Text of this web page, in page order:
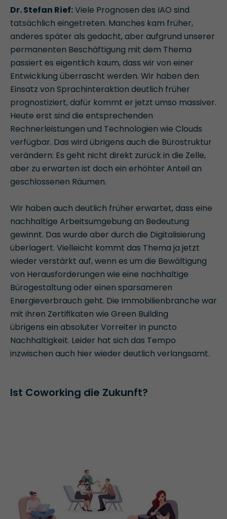
Dr. Stefan Rief:Viele Prognosen des IAO sind
tatsächlich eingetreten. Manches kam früher,
anderes später als gedacht, aber aufgrund unserer
permanenten Beschäftigung mit dem Thema
passiert es eigentlich kaum, dass wir von einer
Entwicklung überrascht werden. Wir haben den
Einsatz von Sprachinteraktion deutlich früher
prognostiziert, dafür kommt er jetzt umso massiver.
Heute erst sind die entsprechenden
Rechnerleistungen und Technologien wie Clouds
verfügbar. Das wird übrigens auch die Bürostruktur
verändern: Es geht nicht direkt zurück in die Zelle,
aber zu erwarten ist doch ein erhöhter Anteil an
geschlossenen Räumen.
Wir haben auch deutlich früher erwartet, dass eine
nachhaltige Arbeitsumgebung an Bedeutung
gewinnt. Das wurde aber durch die Digitalisierung
überlagert. Vielleicht kommt das Thema ja jetzt
wieder verstärkt auf, wenn es um die Bewältigung
von Herausforderungen wie eine nachhaltige
Bürogestaltung oder einen sparsameren
Energieverbrauch geht. Die Immobilienbranche war
mit ihren Zertiﬁkaten wie Green Building
übrigens ein absoluter Vorreiter in puncto
Nachhaltigkeit. Leider hat sich das Tempo
inzwischen auch hier wieder deutlich verlangsamt.
Ist Coworking die Zukunft?